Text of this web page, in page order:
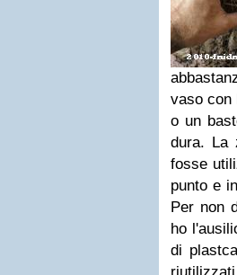
vaso con
o un
dura. La
fosse
punto e
Per non
ho
di